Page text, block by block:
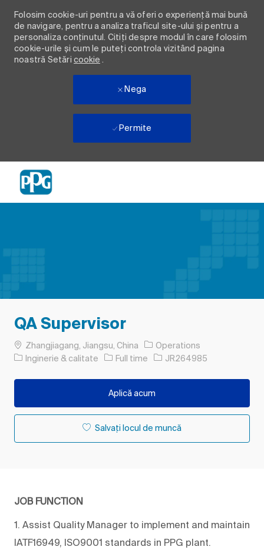
Folosim cookie-uri pentru a vă oferi o experiență mai bună
de navigare, pentru a analiza traficul site-ului și pentru a
personaliza conținutul. Citiți despre modul în care folosim
cookie-urile și cum le puteți controla vizitând pagina
noastră Setări cookie .
Nega
Permite
QA Supervisor
LocZhangjiagang, Jiangsu, China
Operations
Categorie
Inginerie & calitate Tipul postului
Full time Job Id
JR264985
Aplică acum
Salvați locul de muncă
JOB FUNCTION
1. Assist Quality Manager to implement and maintain
IATF16949, ISO9001 standards in PPG plant.